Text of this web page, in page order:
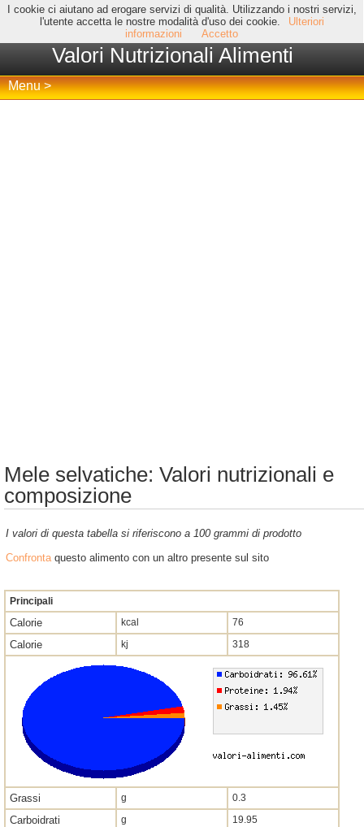
I cookie ci aiutano ad erogare servizi di qualità. Utilizzando i nostri servizi,
l'utente accetta le nostre modalità d'uso dei cookie.
Ulteriori
informazioni
Accetto
Valori Nutrizionali Alimenti
Menu >
Mele selvatiche: Valori nutrizionali e
composizione
I valori di questa tabella si riferiscono a 100 grammi di prodotto
Confrontaquesto alimento con un altro presente sul sito
Principali
Calorie kcal 76
Calorie kj 318
Grassi g 0.3
Carboidrati g 19.95